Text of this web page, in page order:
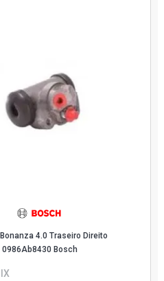
4.0 Traseiro Direito
Bosch